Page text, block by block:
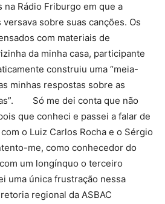
Rádio Friburgo em que a
sobre suas canções. Os
com materiais de
da minha casa, participante
construiu uma “meia-
minhas respostas sobre as
Só me dei conta que não
que conheci e passei a falar de
o Luiz Carlos Rocha e o Sérgio
me, como conhecedor do
um longínquo o terceiro
única frustração nessa
regional da ASBAC